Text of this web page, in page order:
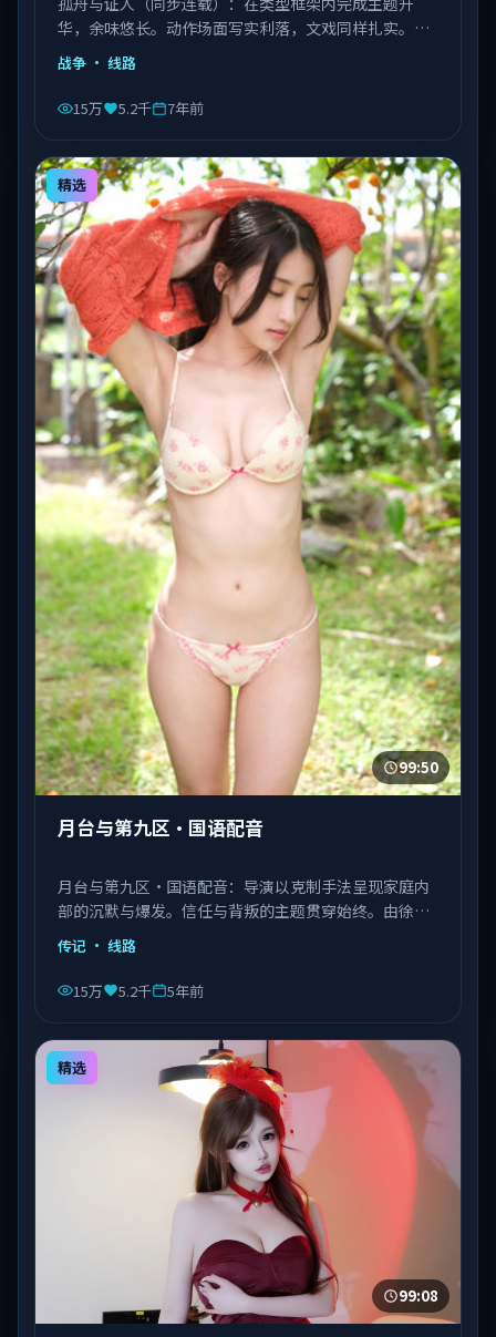
华，余味悠长。动作场面写实利落，文戏同样扎实。由
丹尼斯·维伦纽瓦执导，文淇、宋康昊、长泽雅美等主
演，越南出品，类型为战争。
战争 · 线路
15万 5.2千 7年前
精选
99:50
月台与第九区·国语配音
月台与第九区·国语配音：导演以克制手法呈现家庭内
部的沉默与爆发。信任与背叛的主题贯穿始终。由徐克
执导，章子怡、菅田将晖、张子枫等主演，中国台湾出
品，类型为传记。
传记 · 线路
15万 5.2千 5年前
精选
99:08